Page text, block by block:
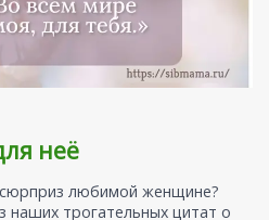
неё
любимой женщине?
наших трогательных цитат о